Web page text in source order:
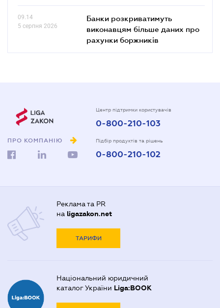
09.14
5 серпня 2026
Банки розкриватимуть
виконавцям більше даних про
рахунки боржників
ПРО КОМПАНІЮ
Центр підтримки користувачів
0-800-210-103
Підбір продуктів та рішень
0-800-210-102
Реклама та PR
на ligazakon.net
ТАРИФИ
Національний юридичний
каталог України Liga:BOOK